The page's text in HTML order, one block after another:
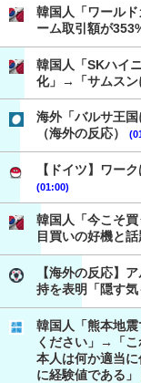
韓国人「ワール
ーム取引額が
韓国人「SKハイ
化」→「サムスン
海外「バルサ王
（海外の反応）
【ドイツ】ワー
(01:00)
韓国人「今こそ
目買いの好機と
【海外の反応】
持を表明「隠す気
韓国人「熊本地
ください」→「こ
本人は何か適当
に経験値である」